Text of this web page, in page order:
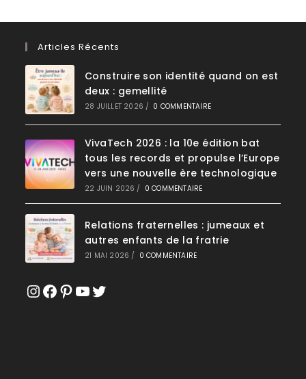
Articles Récents
Construire son identité quand on est
deux : gemellité
28 JUILLET 2026 / 0 COMMENTAIRE
VivaTech 2026 : la 10e édition bat
tous les records et propulse l’Europe
vers une nouvelle ère technologique
22 JUIN 2026 / 0 COMMENTAIRE
Relations fraternelles : jumeaux et
autres enfants de la fratrie
21 MAI 2026 / 0 COMMENTAIRE
Instagram
Facebook
Pinterest
YouTube
Twitter